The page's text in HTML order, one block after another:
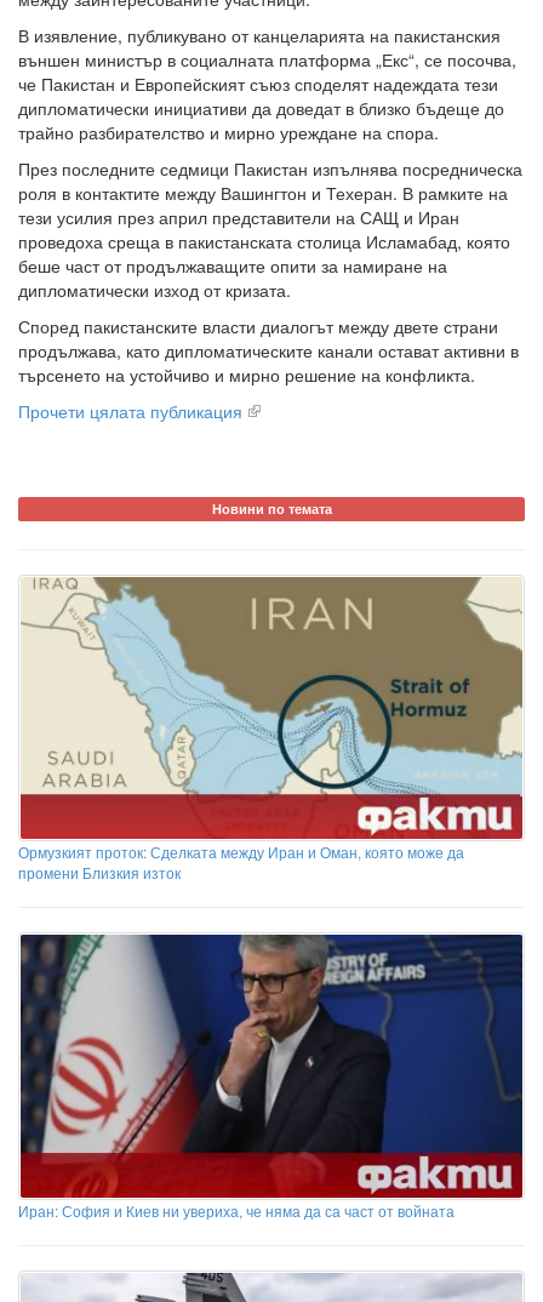
В изявление, публикувано от канцеларията на пакистанския
външен министър в социалната платформа „Екс“, се посочва,
че Пакистан и Европейският съюз споделят надеждата тези
дипломатически инициативи да доведат в близко бъдеще до
трайно разбирателство и мирно уреждане на спора.
През последните седмици Пакистан изпълнява посредническа
роля в контактите между Вашингтон и Техеран. В рамките на
тези усилия през април представители на САЩ и Иран
проведоха среща в пакистанската столица Исламабад, която
беше част от продължаващите опити за намиране на
дипломатически изход от кризата.
Според пакистанските власти диалогът между двете страни
продължава, като дипломатическите канали остават активни в
търсенето на устойчиво и мирно решение на конфликта.
Прочети цялата публикация
Новини по темата
Ормузкият проток: Сделката между Иран и Оман, която може да
промени Близкия изток
Иран: София и Киев ни увериха, че няма да са част от войната